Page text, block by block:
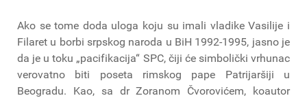
Ako se tome doda uloga koju su imali vladike Vasilije i
Filaret u borbi srpskog naroda u BiH 1992-1995, jasno je
da je u toku „pacifikacija“ SPC, čiji će simbolički vrhunac
verovatno biti poseta rimskog pape Patrijaršiji u
Beogradu. Kao, sa dr Zoranom Čvorovićem, koautor